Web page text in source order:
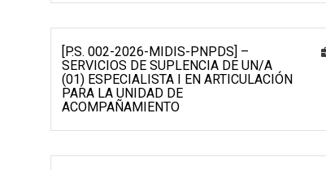
[P.S. 002-2026-MIDIS-PNPDS] –
SERVICIOS DE SUPLENCIA DE UN/A
(01) ESPECIALISTA I EN ARTICULACIÓN
PARA LA UNIDAD DE
ACOMPAÑAMIENTO